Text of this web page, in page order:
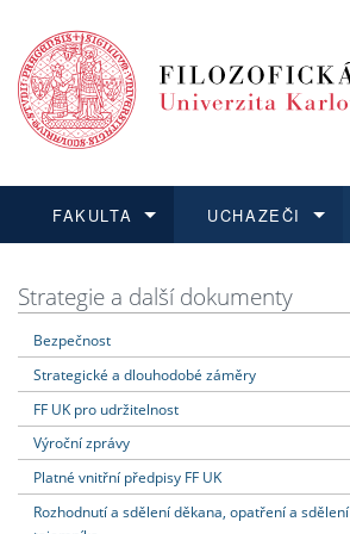
FAKULTA
Dozvědět se více
UCHAZEČI
Podat přihlášku
Dozvědět se více
Dozvědět se více
Dozvědět se více
Strategie a další dokumenty
Bezpečnost
Strategické a dlouhodobé záměry
FF UK pro udržitelnost
Výroční zprávy
Platné vnitřní předpisy FF UK
Rozhodnutí a sdělení děkana, opatření a sdělení